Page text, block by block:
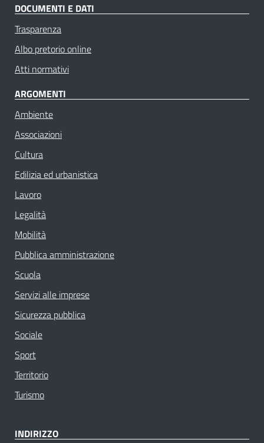
DOCUMENTI E DATI
Trasparenza
Albo pretorio online
Atti normativi
ARGOMENTI
Ambiente
Associazioni
Cultura
Edilizia ed urbanistica
Lavoro
Legalità
Mobilità
Pubblica amministrazione
Scuola
Servizi alle imprese
Sicurezza pubblica
Sociale
Sport
Territorio
Turismo
INDIRIZZO